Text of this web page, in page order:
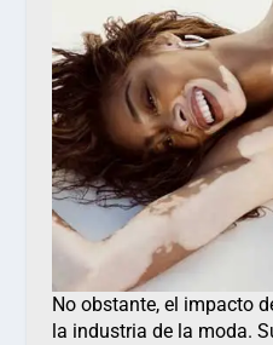
No obstante, el impacto
la industria de la moda.